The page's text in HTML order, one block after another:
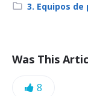
C
g
r
3. Equipos
Was This
L
8